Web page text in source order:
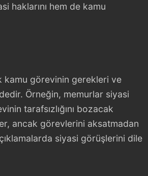
haklarını hem de kamu
kamu görevinin gerekleri ve
Örneğin, memurlar siyasi
tarafsızlığını bozacak
ancak görevlerini aksatmadan
siyasi görüşlerini dile